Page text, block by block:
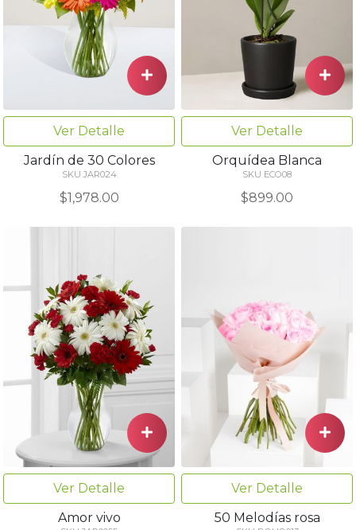
Ver Detalle
Jardín de 30 Colores
SKU JAR024
$1,978.00
Ver Detalle
Orquídea Blanca
SKU ECO08
$899.00
Ver Detalle
Amor vivo
Ver Detalle
50 Melodías rosa